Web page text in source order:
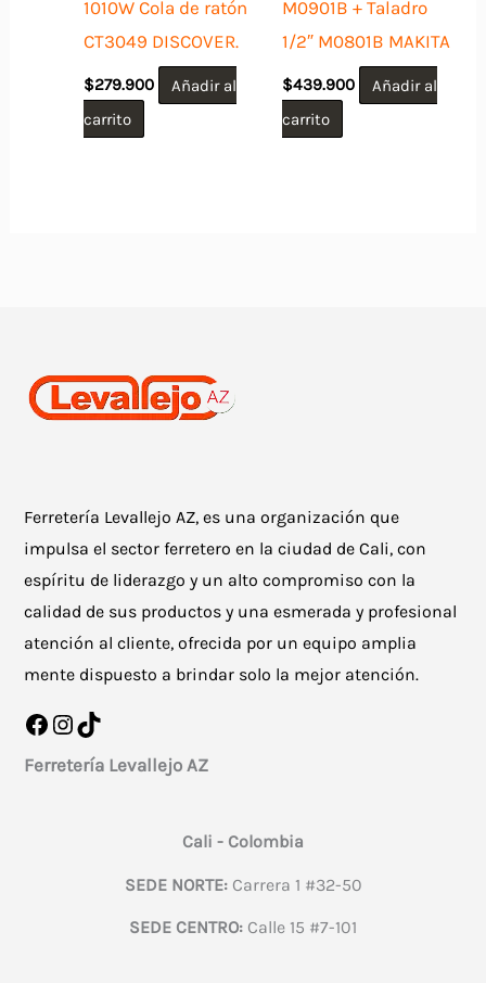
1010W Cola de ratón
CT3049 DISCOVER.
$279.900
Añadir al
carrito
M0901B + Taladro
1/2″ M0801B MAKITA
$439.900
Añadir al
carrito
Ferretería Levallejo AZ, es una organización que
impulsa el sector ferretero en la ciudad de Cali, con
espíritu de liderazgo y un alto compromiso con la
calidad de sus productos y una esmerada y profesional
atención al cliente, ofrecida por un equipo amplia
mente dispuesto a brindar solo la mejor atención.
Facebook
Instagram
TikTok
Ferretería Levallejo AZ
Cali - Colombia
SEDE NORTE:Carrera 1 #32-50
SEDE CENTRO: Calle 15 #7-101